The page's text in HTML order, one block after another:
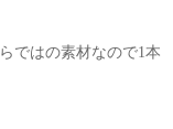
ではの素材なので1本